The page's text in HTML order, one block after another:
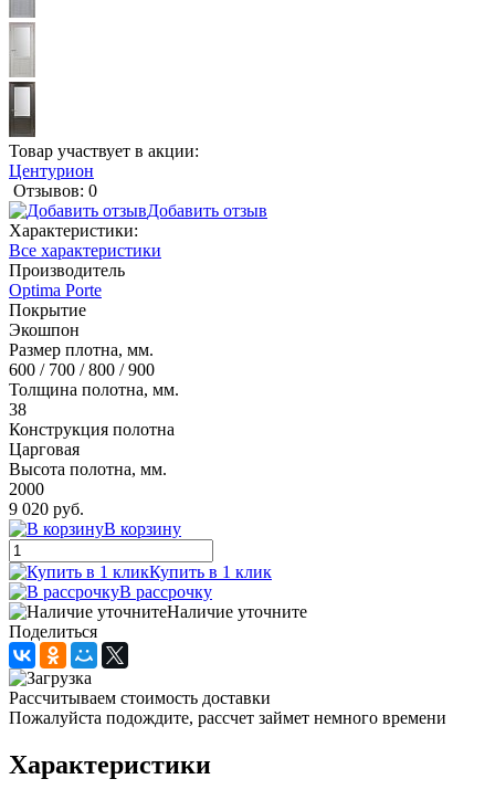
Товар участвует в акции:
Центурион
Отзывов: 0
Добавить отзыв
Характеристики:
Все характеристики
Производитель
Optima Porte
Покрытие
Экошпон
Размер плотна, мм.
600 / 700 / 800 / 900
Толщина полотна, мм.
38
Конструкция полотна
Царговая
Высота полотна, мм.
2000
9 020 руб.
В корзину
Купить в 1 клик
В рассрочку
Наличие уточните
Поделиться
Рассчитываем стоимость доставки
Пожалуйста подождите, рассчет займет немного времени
Характеристики